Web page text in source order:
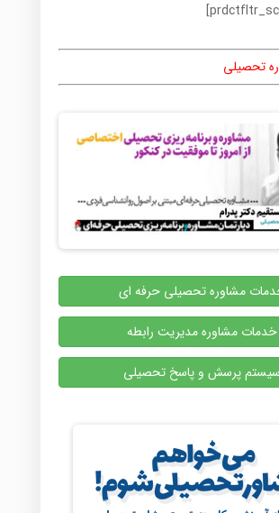
تحصیلی
مشاوره تحصیلی حرفه ای
خدمات مشاوره مدیریت رابطه
سیستم پرسش و پاسخ تحصیلی